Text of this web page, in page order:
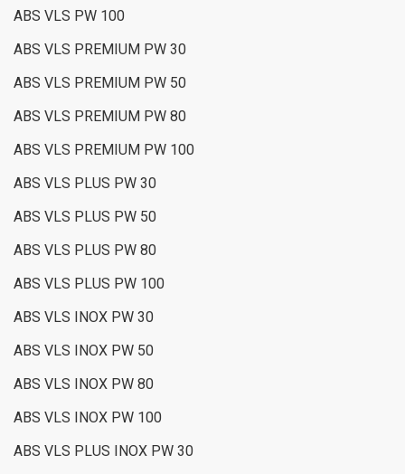
ABS VLS PW 100
ABS VLS PREMIUM PW 30
ABS VLS PREMIUM PW 50
ABS VLS PREMIUM PW 80
ABS VLS PREMIUM PW 100
ABS VLS PLUS PW 30
ABS VLS PLUS PW 50
ABS VLS PLUS PW 80
ABS VLS PLUS PW 100
ABS VLS INOX PW 30
ABS VLS INOX PW 50
ABS VLS INOX PW 80
ABS VLS INOX PW 100
ABS VLS PLUS INOX PW 30